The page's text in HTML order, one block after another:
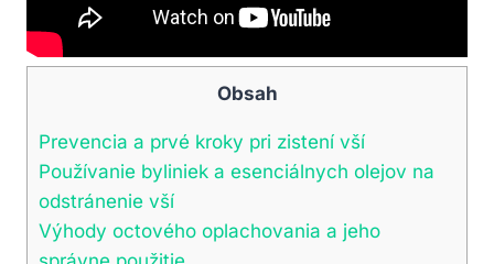
Obsah
Prevencia a prvé kroky pri zistení vší
Používanie byliniek a esenciálnych olejov na
odstránenie vší
Výhody octového oplachovania a jeho